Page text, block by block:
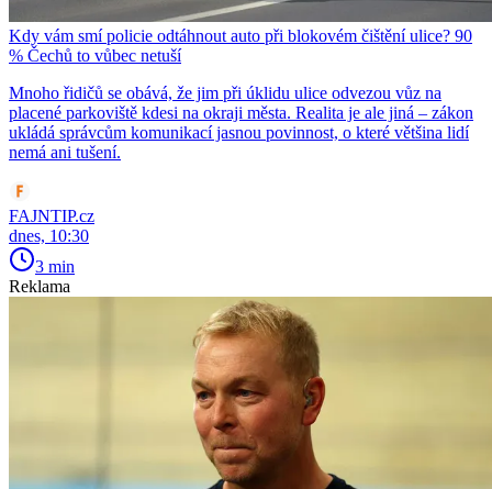
Kdy vám smí policie odtáhnout auto při blokovém čištění ulice? 90
% Čechů to vůbec netuší
Mnoho řidičů se obává, že jim při úklidu ulice odvezou vůz na
placené parkoviště kdesi na okraji města. Realita je ale jiná – zákon
ukládá správcům komunikací jasnou povinnost, o které většina lidí
nemá ani tušení.
FAJNTIP.cz
dnes, 10:30
3 min
Reklama